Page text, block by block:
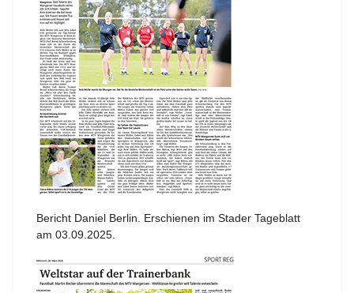
Bericht Daniel Berlin. Erschienen im Stader Tageblatt
am 03.09.2025.